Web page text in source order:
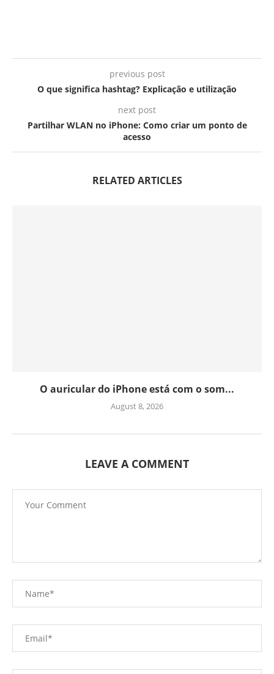
previous post
O que significa hashtag? Explicação e utilização
next post
Partilhar WLAN no iPhone: Como criar um ponto de
acesso
RELATED ARTICLES
O auricular do iPhone está com o som...
August 8, 2026
LEAVE A COMMENT